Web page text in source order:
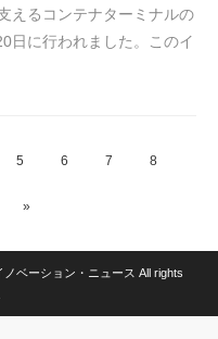
えるコンテナターミナルの
日に行われました。このイ
5 6 7 8
»
ノベーション・ニュース All rights